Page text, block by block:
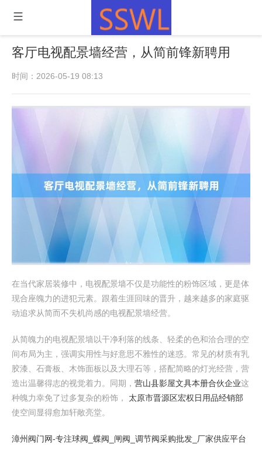
客厅电视配景墙经营，从简前锋新聘用
时间：2026-05-19 08:13
在当代家居装修中，电视配景墙不仅是功能性的粉饰区域，更是体
现合座魄力的进犯元素。跟着生涯回味的晋升，越来越多的家庭驱
动追求从简而不失机尚感的电视配景墙经营。
从简魄力的电视配景墙以干净利落的线条、轻柔的色和洽合理的空
间布局为主，强调实用性与好意思不雅性的迷惑。常见的材质有乳
胶漆、石膏板、木饰面板以及大理石等，搭配简略的灯光经营，营
造出温馨得志的视觉着力。同期， 营山县影屋文具本册合伙企业这
种魄力幸免了过多复杂的粉饰， 太原市晋源区宏权日用品经销部
使空间显得愈加轩敞亮堂。
漳州阀门网-专注球阀_蝶阀_闸阀_调节阀采购批发_厂家供应平台